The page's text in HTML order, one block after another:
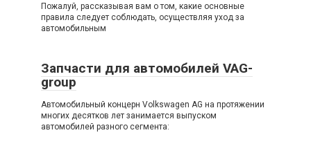
Пожалуй, рассказывая вам о том, какие основные
правила следует соблюдать, осуществляя уход за
автомобильным
Запчасти для автомобилей VAG-
group
Автомобильный концерн Volkswagen AG на протяжении
многих десятков лет занимается выпуском
автомобилей разного сегмента: